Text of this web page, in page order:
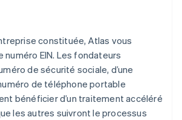
constituée, Atlas vous
EIN. Les fondateurs
de sécurité sociale, d’une
de téléphone portable
bénéficier d’un traitement accéléré
les autres suivront le processus